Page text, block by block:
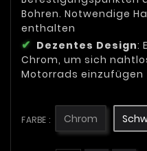
Bohren. Notwendige
enthalten
Dezentes Design:
Chrom, um sich
Motorrads einzufügen
FARBE : Chrom